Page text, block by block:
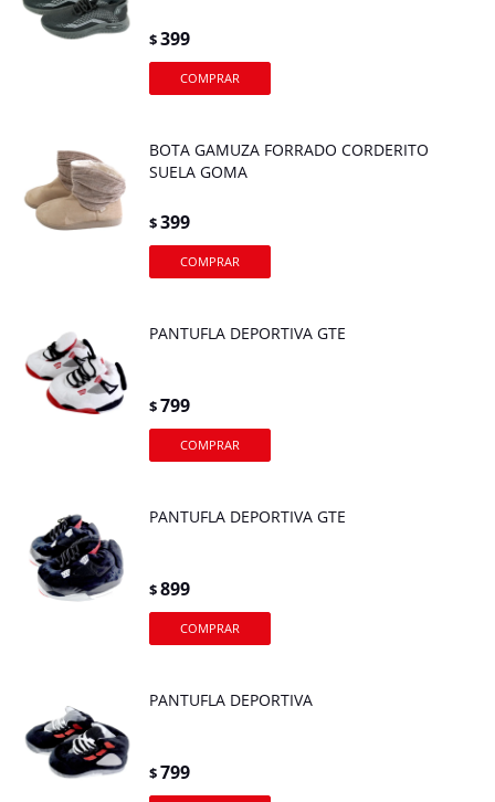
$399
BOTA GAMUZA FORRADO CORDERITO
SUELA GOMA
$399
PANTUFLA DEPORTIVA GTE
$799
PANTUFLA DEPORTIVA GTE
$899
PANTUFLA DEPORTIVA
$799